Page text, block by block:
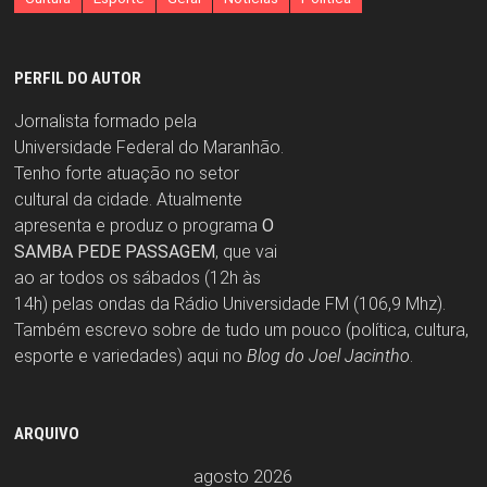
PERFIL DO AUTOR
Jornalista formado pela
Universidade Federal do Maranhão.
Tenho forte atuação no setor
cultural da cidade. Atualmente
apresenta e produz o programa O
SAMBA PEDE PASSAGEM, que vai
ao ar todos os sábados (12h às
14h) pelas ondas da Rádio Universidade FM (106,9 Mhz).
Também escrevo sobre de tudo um pouco (política, cultura,
esporte e variedades) aqui no Blog do Joel Jacintho
ARQUIVO
agosto 2026